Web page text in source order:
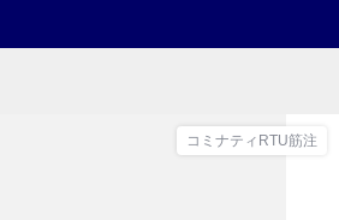
コミナティRTU筋注